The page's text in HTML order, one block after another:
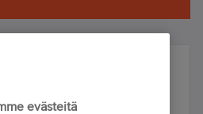
ja voita!
olet mukana arvonnassa.
evästeitä